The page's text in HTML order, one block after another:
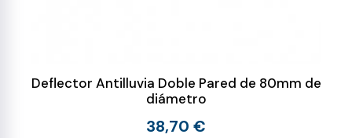
Deflector Antilluvia Doble Pared de 80mm de
diámetro
38,70 €